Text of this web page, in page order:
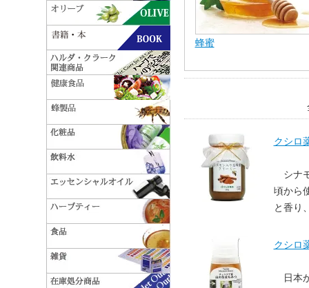
蜂蜜
クシロ
シナ
頃から
と香り
クシロ
日本